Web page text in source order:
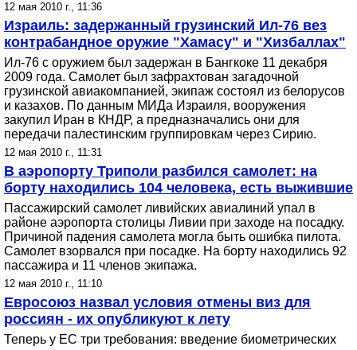
12 мая 2010 г., 11:36
Израиль: задержанный грузинский Ил-76 вез
контрабандное оружие "Хамасу" и "Хизбаллах"
Ил-76 с оружием был задержан в Бангкоке 11 декабря
2009 года. Самолет был зафрахтован загадочной
грузинской авиакомпанией, экипаж состоял из белорусов
и казахов. По данным МИДа Израиля, вооружения
закупил Иран в КНДР, а предназначались они для
передачи палестинским группировкам через Сирию.
12 мая 2010 г., 11:31
В аэропорту Триполи разбился самолет: на
борту находились 104 человека, есть выжившие
Пассажирский самолет ливийских авиалиний упал в
районе аэропорта столицы Ливии при заходе на посадку.
Причиной падения самолета могла быть ошибка пилота.
Самолет взорвался при посадке. На борту находились 92
пассажира и 11 членов экипажа.
12 мая 2010 г., 11:10
Евросоюз назвал условия отмены виз для
россиян - их опубликуют к лету
Теперь у ЕС три требования: введение биометрических